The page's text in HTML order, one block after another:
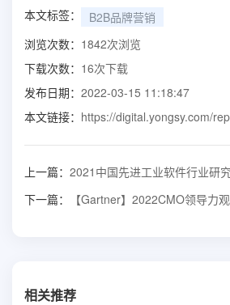
本文标签：
B2B品牌营销
浏览次数： 1842次浏览
下载次数： 16次下载
发布日期： 2022-03-15 11:18:47
本文链接： https://digital.yongsy.com/
上一篇： 2021中国先进工业软件行业研
下一篇：
【Gartner】2022CMO领导力
相关推荐